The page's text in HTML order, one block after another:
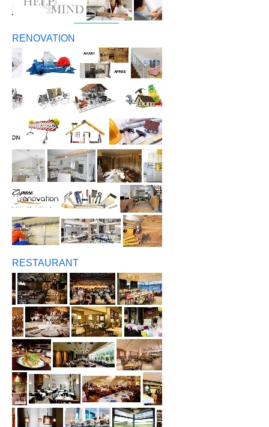
RENOVATION
RESTAURANT